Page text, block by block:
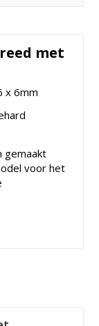
met
x 6mm
gemaakt
voor het